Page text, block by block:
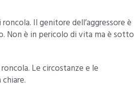
Il genitore dell’aggressore è
Non è in pericolo di vita ma è sotto
Le circostanze e le